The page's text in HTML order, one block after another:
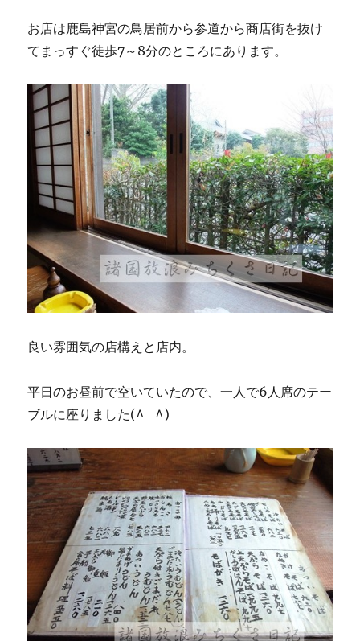
お店は鹿島神宮の鳥居前から参道から商店街を抜け
てまっすぐ徒歩7～8分のところにあります。
良い雰囲気の店構えと店内。
平日のお昼前で空いていたので、一人で6人席のテー
ブルに座りました(^_^)